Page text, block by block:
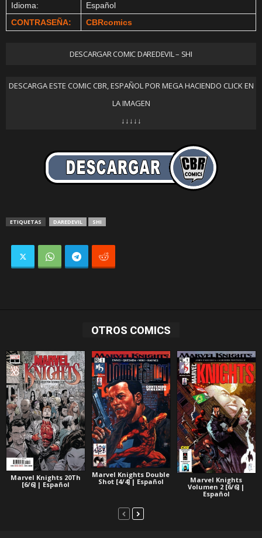
Idioma:
Español
CONTRASEÑA:
CBRcomics
DESCARGAR COMIC DAREDEVIL – SHI
DESCARGA ESTE COMIC CBR, ESPAÑOL POR MEGA HACIENDO CLICK EN
LA IMAGEN
↓↓↓↓↓
ETIQUETAS DAREDEVIL SHI
OTROS COMICS
Marvel Knights 20Th
[6/6] | Español
Marvel Knights Double
Shot [4/4] | Español
Marvel Knights
Volumen 2 [6/6] |
Español